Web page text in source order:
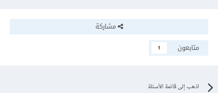
مشاركة
متابعون
1
اذهب إلى قائمة الأسئلة